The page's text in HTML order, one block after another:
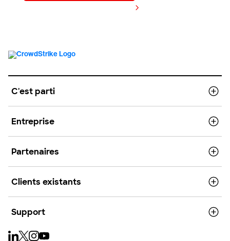
C'est parti
Entreprise
Partenaires
Clients existants
Support